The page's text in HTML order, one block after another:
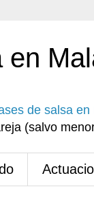
en
de salsa en
(salvo